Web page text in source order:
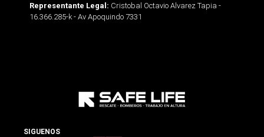
Representante Legal: Cristobal Octavio Alvarez Tapia -
16.366.285-k - Av Apoquindo 7331
SIGUENOS